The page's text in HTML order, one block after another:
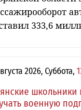
333,6
2026, Суббота,
военную